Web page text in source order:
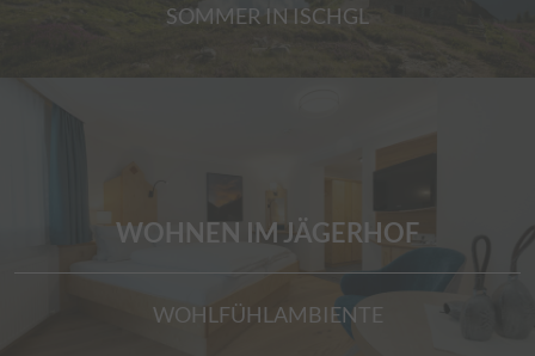
SOMMER IN ISCHGL
WOHNEN IM JÄGERHOF
WOHLFÜHLAMBIENTE